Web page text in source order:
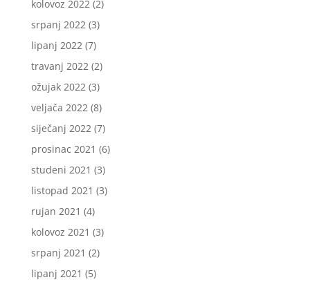
kolovoz 2022(2)
srpanj 2022(3)
lipanj 2022(7)
travanj 2022(2)
ožujak 2022(3)
veljača 2022(8)
siječanj 2022(7)
prosinac 2021 (6)
studeni 2021 (3)
listopad 2021 (3)
rujan 2021 (4)
kolovoz 2021 (3)
srpanj 2021 (2)
lipanj 2021 (5)